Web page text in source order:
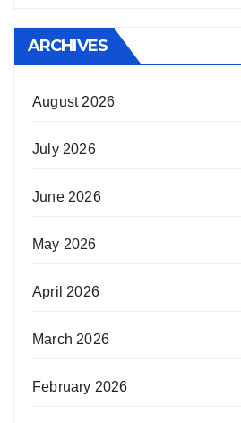
ARCHIVES
August 2026
July 2026
June 2026
May 2026
April 2026
March 2026
February 2026